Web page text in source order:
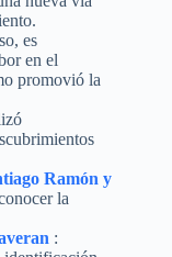
es
en el
promovió la
Ramón y
la
: